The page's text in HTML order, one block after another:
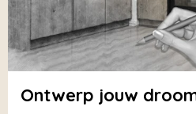
Ontwerp jouw